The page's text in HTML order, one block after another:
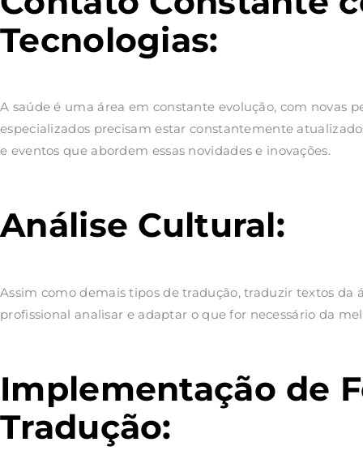
Tecnologias:
A saúde é uma área em constante evolução, com novas
especializados precisam estar constantemente
e eventos que abordem essas novidades e inovações.
Análise Cultural:
Assim como demais tipos de tradução, traduzir textos da
profissional analisar e adaptar o que for necessário da
Implementação de
Tradução: